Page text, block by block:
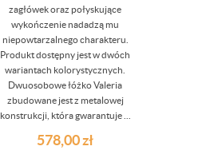
zagłówek oraz połyskujące
wykończenie nadadzą mu
niepowtarzalnego charakteru.
Produkt dostępny jest w dwóch
wariantach kolorystycznych.
Dwuosobowe łóżko Valeria
zbudowane jest z metalowej
konstrukcji, która gwarantuje ...
578,00zł